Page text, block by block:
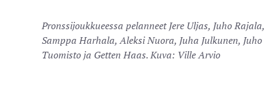
Pronssijoukkueessa pelanneet Jere Uljas, Juho Rajala,
Samppa Harhala, Aleksi Nuora, Juha Julkunen, Juho
Tuomisto ja Getten Haas. Kuva: Ville Arvio